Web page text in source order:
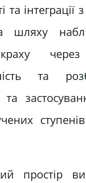
та
шляху
через
та
простір